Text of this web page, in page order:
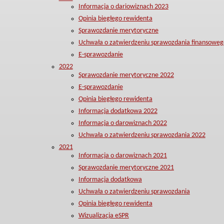
Informacja o dariowiznach 2023
Opinia biegłego rewidenta
Sprawozdanie merytoryczne
Uchwała o zatwierdzeniu sprawozdania
E-sprawozdanie
2022
Sprawozdanie merytoryczne 2022
E-sprawozdanie
Opinia biegłego rewidenta
Informacja dodatkowa 2022
Informacja o darowiznach 2022
Uchwała o zatwierdzeniu sprawozdania 2022
2021
Informacja o darowiznach 2021
Sprawozdanie merytoryczne 2021
Informacja dodatkowa
Uchwała o zatwierdzeniu sprawozdania
Opinia biegłego rewidenta
Wizualizacja eSPR